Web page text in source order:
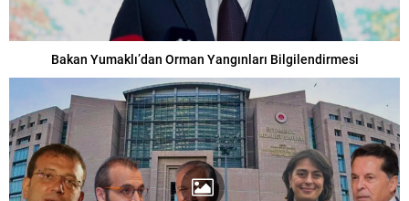
Bakan Yumaklı’dan Orman Yangınları Bilgilendirmesi